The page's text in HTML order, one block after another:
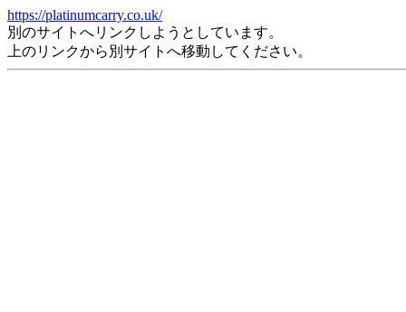
https://platinumcarry.co.uk/
別のサイトへリンクしようとしています。
上のリンクから別サイトへ移動してください。